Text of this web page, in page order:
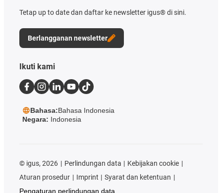
Tetap up to date dan daftar ke newsletter igus® di sini.
Berlangganan newsletter
Ikuti kami
Bahasa:Bahasa Indonesia
Negara: Indonesia
© igus, 2026 Perlindungan data
Kebijakan cookie
Aturan prosedur
Imprint
Syarat dan ketentuan
Pengaturan perlindungan data